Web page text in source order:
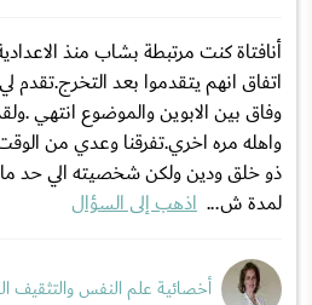
أنافتاة كنت مرتبطة بشاب منذ
اتفاق انهم يتقدموا بعد
وفاق بين الابوين والموضوع انتهي
واهله مره اخري.تفرقنا وعدي من
ذو خلق ودين ولكن شخصيته الي حد
لمدة ش... اذهب إلى السؤال
أخصائية علم النفس والتثقيف